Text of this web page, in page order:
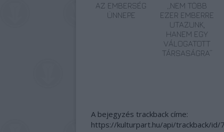
AZ EMBERSÉG
ÜNNEPE
„NEM TÖBB
EZER EMBERRE
UTAZUNK,
HANEM EGY
VÁLOGATOTT
TÁRSASÁGRA”
A bejegyzés trackback címe:
https://kulturpart.hu/api/trackback/id/